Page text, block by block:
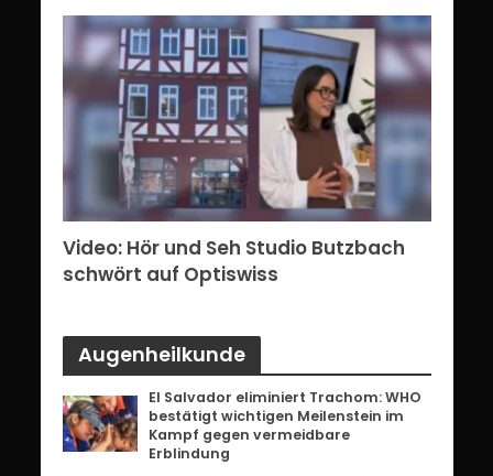
Video: Hör und Seh Studio Butzbach
schwört auf Optiswiss
Augenheilkunde
El Salvador eliminiert Trachom: WHO
bestätigt wichtigen Meilenstein im
Kampf gegen vermeidbare
Erblindung